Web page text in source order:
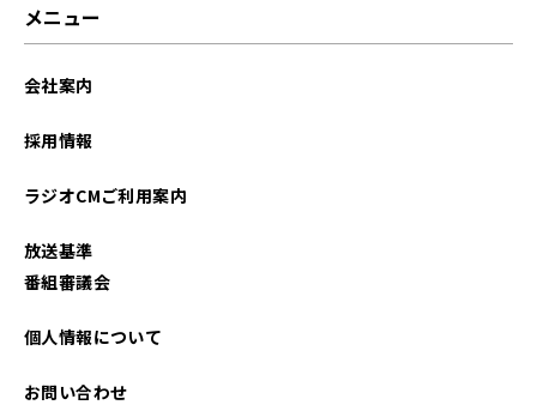
メニュー
会社案内
採用情報
ラジオCMご利用案内
放送基準
番組審議会
個人情報について
お問い合わせ